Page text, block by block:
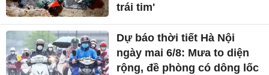
trái tim'
Dự báo thời tiết Hà Nội
ngày mai 6/8: Mưa to diện
rộng, đề phòng có dông lốc